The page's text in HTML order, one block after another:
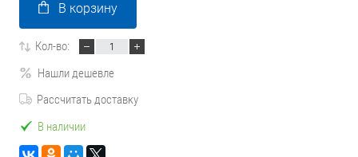
В корзину
Кол-во:
Нашли дешевле
Рассчитать доставку
В наличии